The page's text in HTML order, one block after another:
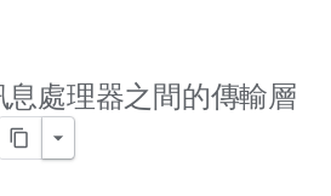
處理器之間的傳輸層